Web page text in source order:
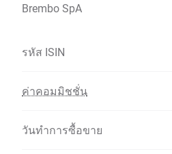
Brembo SpA
รหัส ISIN
ค่าคอมมิชชั่น
วันทำการซื้อขาย